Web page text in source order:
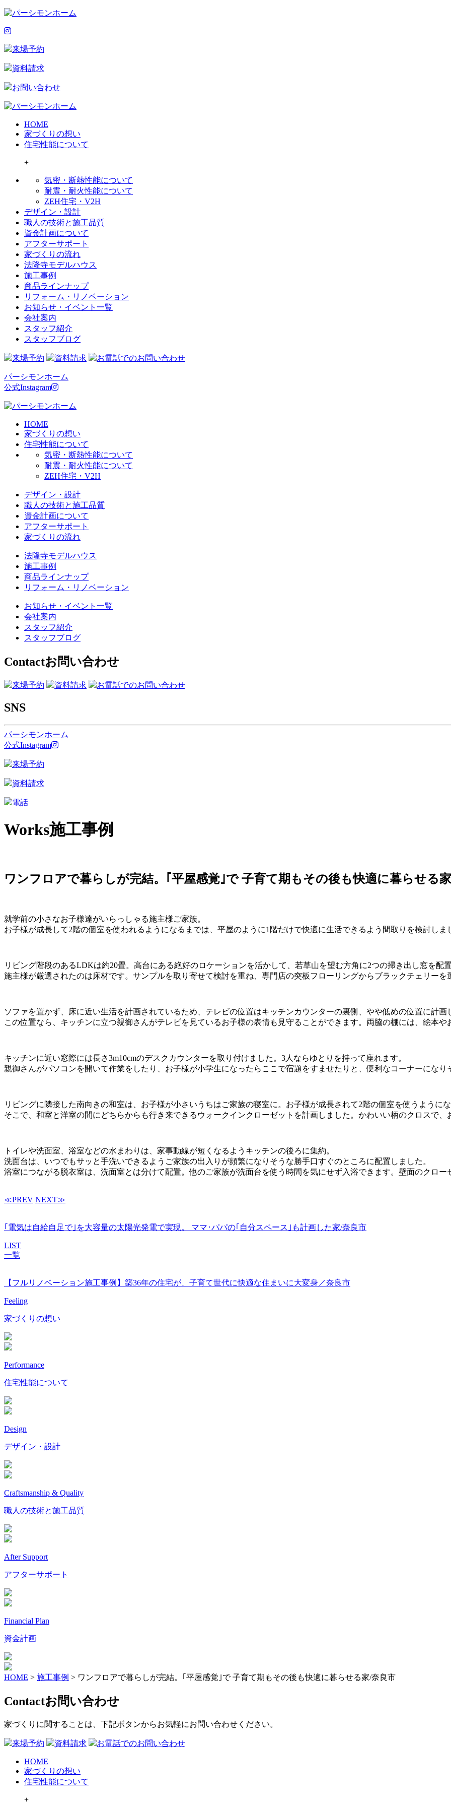
来場予約
資料請求
お問い合わせ
HOME
家づくりの想い
住宅性能について
+
気密・断熱性能について
耐震・耐火性能について
ZEH住宅・V2H
デザイン・設計
職人の技術と施工品質
資金計画について
アフターサポート
家づくりの流れ
法隆寺モデルハウス
施工事例
商品ラインナップ
リフォーム・リノベーション
お知らせ・イベント一覧
会社案内
スタッフ紹介
スタッフブログ
来場予約 資料請求 お電話でのお問い合わせ
パーシモンホーム
公式Instagram
HOME
家づくりの想い
住宅性能について
気密・断熱性能について
耐震・耐火性能について
ZEH住宅・V2H
デザイン・設計
職人の技術と施工品質
資金計画について
アフターサポート
家づくりの流れ
法隆寺モデルハウス
施工事例
商品ラインナップ
リフォーム・リノベーション
お知らせ・イベント一覧
会社案内
スタッフ紹介
スタッフブログ
Contactお問い合わせ
来場予約 資料請求 お電話でのお問い合わせ
SNS
パーシモンホーム
公式Instagram
来場予約
資料請求
電話
Works施工事例
ワンフロアで暮らしが完結。｢平屋感覚｣で 子育て期もその後も快適に暮らせる
就学前の小さなお子様達がいらっしゃる施主様ご家族。
お子様が成長して2階の個室を使われるようになるまでは、平屋のように1階だけで快適に生活できるよう間取りを検討しま
リビング階段のあるLDKは約20畳。高台にある絶好のロケーションを活かして、若草山を望む方角に2つの掃き出し窓を配
施主様が厳選されたのは床材です。サンプルを取り寄せて検討を重ね、専門店の突板フローリングからブラックチェリー
ソファを置かず、床に近い生活を計画されているため、テレビの位置はキッチンカウンターの裏側、やや低めの位置に計画
この位置なら、キッチンに立つ親御さんがテレビを見ているお子様の表情も見守ることができます。両脇の棚には、絵本
キッチンに近い窓際には長さ3m10cmのデスクカウンターを取り付けました。3人ならゆとりを持って座れます。
親御さんがパソコンを開いて作業をしたり、お子様が小学生になったらここで宿題をすませたりと、便利なコーナーになり
リビングに隣接した南向きの和室は、お子様が小さいうちはご家族の寝室に。お子様が成長されて2階の個室を使うように
そこで、和室と洋室の間にどちらからも行き来できるウォークインクローゼットを計画しました。かわいい柄のクロスで
トイレや洗面室、浴室などの水まわりは、家事動線が短くなるようキッチンの後ろに集約。
洗面台は、いつでもサッと手洗いできるようご家族の出入りが頻繁になりそうな勝手口すぐのところに配置しました。
浴室につながる脱衣室は、洗面室とは分けて配置。他のご家族が洗面台を使う時間を気にせず入浴できます。壁面のクロ
≪PREV NEXT≫
｢電気は自給自足で｣を大容量の太陽光発電で実現。 ママ･パパの｢自分スペース｣も計画した家/奈良市
LIST
一覧
【フルリノベーション施工事例】築36年の住宅が、子育て世代に快適な住まいに大変身／奈良市
Feeling
家づくりの想い
Performance
住宅性能について
Design
デザイン・設計
Craftsmanship & Quality
職人の技術と施工品質
After Support
アフターサポート
Financial Plan
資金計画
HOME > 施工事例 > ワンフロアで暮らしが完結。｢平屋感覚｣で 子育て期もその後も快適に暮らせる家/奈良市
Contactお問い合わせ
家づくりに関することは、下記ボタンからお気軽にお問い合わせください。
来場予約 資料請求 お電話でのお問い合わせ
HOME
家づくりの想い
住宅性能について
+